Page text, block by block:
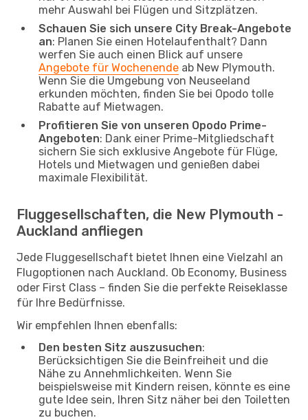
mehr Auswahl bei Flügen und Sitzplätzen.
Schauen Sie sich unsere City Break-Angebote
an: Planen Sie einen Hotelaufenthalt? Dann
werfen Sie auch einen Blick auf unsere
Angebote für Wochenende ab New Plymouth.
Wenn Sie die Umgebung von Neuseeland
erkunden möchten, finden Sie bei Opodo tolle
Rabatte auf Mietwagen.
Profitieren Sie von unseren Opodo Prime-
Angeboten: Dank einer Prime-Mitgliedschaft
sichern Sie sich exklusive Angebote für Flüge,
Hotels und Mietwagen und genießen dabei
maximale Flexibilität.
Fluggesellschaften, die New Plymouth -
Auckland anfliegen
Jede Fluggesellschaft bietet Ihnen eine Vielzahl an
Flugoptionen nach Auckland. Ob Economy, Business
oder First Class – finden Sie die perfekte Reiseklasse
für Ihre Bedürfnisse.
Wir empfehlen Ihnen ebenfalls:
Den besten Sitz auszusuchen:
Berücksichtigen Sie die Beinfreiheit und die
Nähe zu Annehmlichkeiten. Wenn Sie
beispielsweise mit Kindern reisen, könnte es eine
gute Idee sein, Ihren Sitz näher bei den Toiletten
zu buchen.